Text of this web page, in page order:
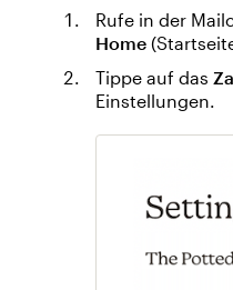
Rufe in der
Home
Tippe auf das
Einstellungen.